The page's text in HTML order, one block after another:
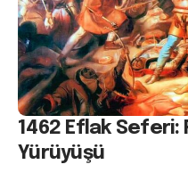
1462 Eflak Seferi:
Yürüyüşü